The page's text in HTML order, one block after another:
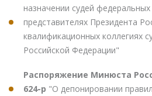
назначении судей
представителях Президента
квалификационных коллегиях
Российской Федерации"
Распоряжение Минюста
624-р "О депонировании